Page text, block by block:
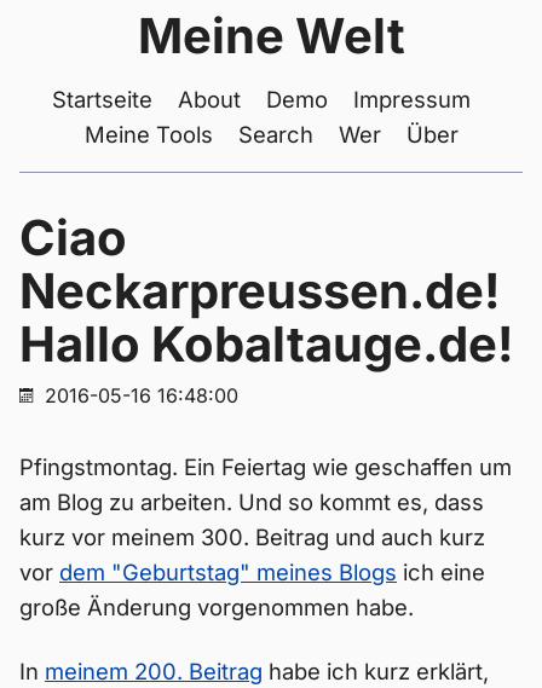
Meine Welt
Startseite About Demo
Impressum
Meine Tools
Search Wer Über
Ciao
Neckarpreussen.de!
Hallo Kobaltauge.de!
2016-05-16 16:48:00
Pfingstmontag. Ein Feiertag wie geschaffen um
am Blog zu arbeiten. Und so kommt es, dass
kurz vor meinem 300. Beitrag und auch kurz
vor dem "Geburtstag" meines Blogs ich eine
große Änderung vorgenommen habe.
In meinem 200. Beitrag habe ich kurz erklärt,